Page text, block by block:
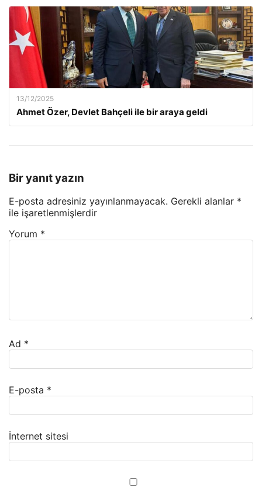
13/12/2025
Ahmet Özer, Devlet Bahçeli ile bir araya geldi
Bir yanıt yazın
E-posta adresiniz yayınlanmayacak. Gerekli alanlar *
ile işaretlenmişlerdir
Yorum *
Ad *
E-posta *
İnternet sitesi